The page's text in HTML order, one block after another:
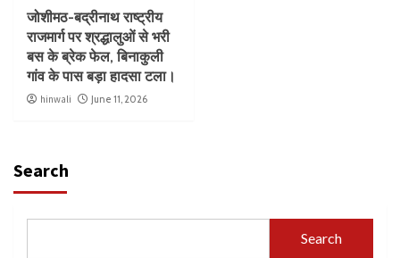
जोशीमठ-बद्रीनाथ राष्ट्रीय
राजमार्ग पर श्रद्धालुओं से भरी
बस के ब्रेक फेल, बिनाकुली
गांव के पास बड़ा हादसा टला।
hinwali June 11, 2026
Search
Search